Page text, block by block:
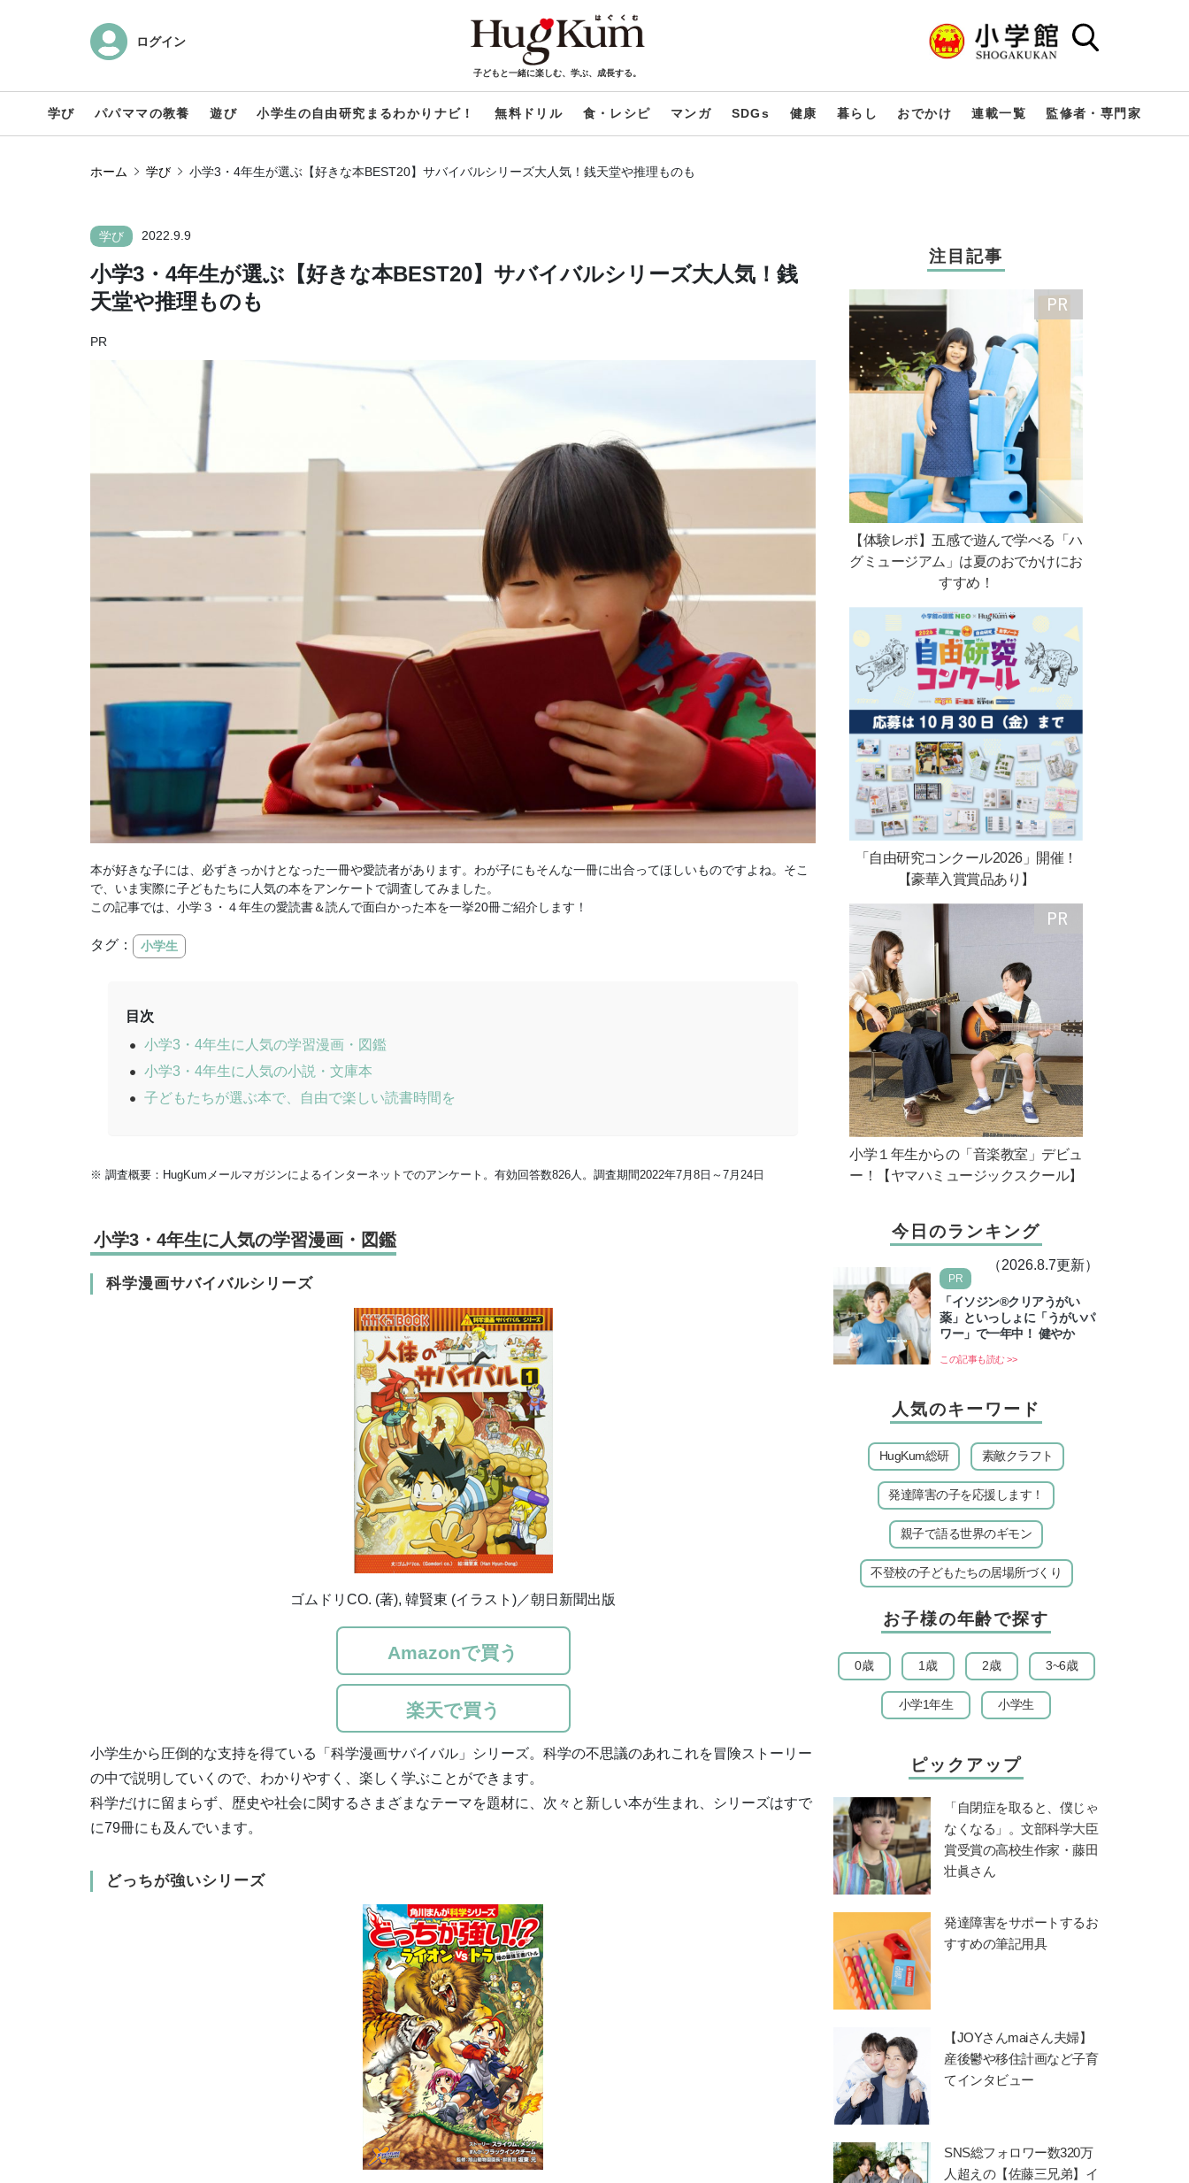
ログイン
子どもと一緒に楽しむ、学ぶ、成長する。
学び パパママの教養 遊び 小学生の自由研究まるわかりナビ！ 無料ドリル 食・レシピ マンガ SDGs 健康 暮らし おでかけ 連載一覧 監修者・専門家
ホーム 学び 小学3・4年生が選ぶ【好きな本BEST20】サバイバルシリーズ大人気！銭天堂や推理ものも
学び 2022.9.9
小学3・4年生が選ぶ【好きな本BEST20】サバイバルシリーズ大人気！銭
天堂や推理ものも
PR
本が好きな子には、必ずきっかけとなった一冊や愛読者があります。わが子にもそんな一冊に出合ってほしいものですよね。そこ
で、いま実際に子どもたちに人気の本をアンケートで調査してみました。
この記事では、小学３・４年生の愛読書＆読んで面白かった本を一挙20冊ご紹介します！
タグ： 小学生
目次
小学3・4年生に人気の学習漫画・図鑑
小学3・4年生に人気の小説・文庫本
子どもたちが選ぶ本で、自由で楽しい読書時間を
※ 調査概要：HugKumメールマガジンによるインターネットでのアンケート。有効回答数826人。調査期間2022年7月8日～7月24日
小学3・4年生に人気の学習漫画・図鑑
科学漫画サバイバルシリーズ
ゴムドリCO. (著), 韓賢東 (イラスト)／朝日新聞出版
Amazonで買う
楽天で買う
小学生から圧倒的な支持を得ている「科学漫画サバイバル」シリーズ。科学の不思議のあれこれを冒険ストーリー
の中で説明していくので、わかりやすく、楽しく学ぶことができます。
科学だけに留まらず、歴史や社会に関するさまざまなテーマを題材に、次々と新しい本が生まれ、シリーズはすで
に79冊にも及んでいます。
どっちが強いシリーズ
注目記事
【体験レポ】五感で遊んで学べる「ハ
グミュージアム」は夏のおでかけにお
すすめ！
「自由研究コンクール2026」開催！
【豪華入賞賞品あり】
小学１年生からの「音楽教室」デビュ
ー！【ヤマハミュージックスクール】
今日のランキング
（2026.8.7更新）
PR
「イソジン®クリアうがい
薬」といっしょに「うがいパ
ワー」で一年中！ 健やか
この記事も読む >>
人気のキーワード
HugKum総研 素敵クラフト
発達障害の子を応援します！
親子で語る世界のギモン
不登校の子どもたちの居場所づくり
お子様の年齢で探す
0歳 1歳 2歳 3~6歳
小学1年生 小学生
ピックアップ
「自閉症を取ると、僕じゃ
なくなる」。文部科学大臣
賞受賞の高校生作家・藤田
壮眞さん
発達障害をサポートするお
すすめの筆記用具
【JOYさんmaiさん夫婦】
産後鬱や移住計画など子育
てインタビュー
SNS総フォロワー数320万
人超えの【佐藤三兄弟】イ